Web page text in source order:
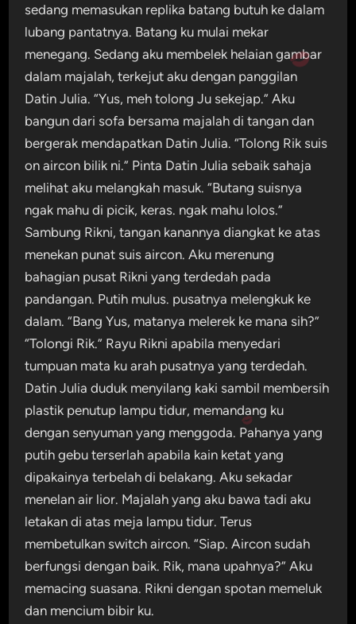
sedang memasukan replika batang butuh ke dalam
lubang pantatnya. Batang ku mulai mekar
menegang. Sedang aku membelek helaian gambar
dalam majalah, terkejut aku dengan panggilan
Datin Julia. “Yus, meh tolong Ju sekejap.” Aku
bangun dari sofa bersama majalah di tangan dan
bergerak mendapatkan Datin Julia. “Tolong Rik suis
on aircon bilik ni.” Pinta Datin Julia sebaik sahaja
melihat aku melangkah masuk. “Butang suisnya
ngak mahu di picik, keras. ngak mahu lolos.”
Sambung Rikni, tangan kanannya diangkat ke atas
menekan punat suis aircon. Aku merenung
bahagian pusat Rikni yang terdedah pada
pandangan. Putih mulus. pusatnya melengkuk ke
dalam. “Bang Yus, matanya melerek ke mana sih?”
“Tolongi Rik.” Rayu Rikni apabila menyedari
tumpuan mata ku arah pusatnya yang terdedah.
Datin Julia duduk menyilang kaki sambil membersih
plastik penutup lampu tidur, memandang ku
dengan senyuman yang menggoda. Pahanya yang
putih gebu terserlah apabila kain ketat yang
dipakainya terbelah di belakang. Aku sekadar
menelan air lior. Majalah yang aku bawa tadi aku
letakan di atas meja lampu tidur. Terus
membetulkan switch aircon. “Siap. Aircon sudah
berfungsi dengan baik. Rik, mana upahnya?” Aku
memacing suasana. Rikni dengan spotan memeluk
dan mencium bibir ku.